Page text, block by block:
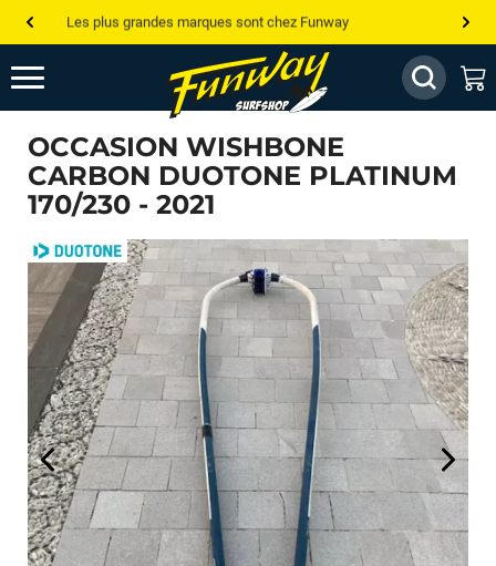
Les plus grandes marques sont chez Funway
Jusqu’à -75% de remise sur le windsurf, wingfoil, etc...
💰 Meilleur prix garanti — Moins cher ailleurs ? On s’aligne !
Besoin de conseils de pro ? Appelle nous !
OCCASION WISHBONE
CARBON DUOTONE PLATINUM
170/230 - 2021